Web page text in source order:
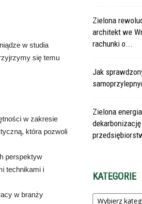
w studia
się temu
w zakresie
która pozwoli
perspektyw
technikami i
w branży
Zielona
architekt we
rachunki o...
Jak
Zielona
KATEGORIE
Kategorie